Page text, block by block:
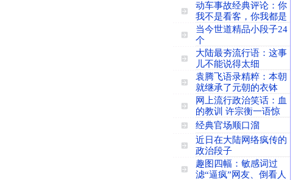
动车事故经典评论：你
我不是看客，你我都是
当今世道精品小段子24
个
大陆最夯流行语：这事
儿不能说得太细
袁腾飞语录精粹：本朝
就继承了元朝的衣钵
网上流行政治笑话：血
的教训 许宗衡一语惊
经典官场顺口溜
近日在大陆网络疯传的
政治段子
趣图四幅：敏感词过
滤“逼疯”网友、倒看人